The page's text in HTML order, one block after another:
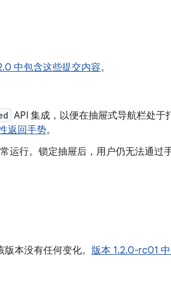
中包含这些提交内容。
API 集成，以便在抽屉式导航栏处于
返回手势。
运行。锁定抽屉后，用户仍无法通过
版本没有任何变化。 版本 1.2.0-rc01